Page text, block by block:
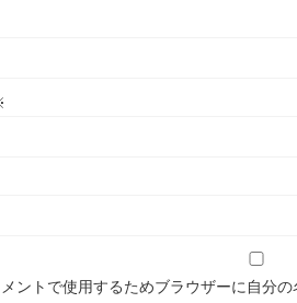
ントで使用するためブラウザーに自分